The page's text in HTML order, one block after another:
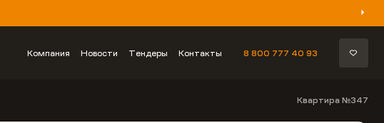
Компания Новости Тендеры Контакты 8 800 777 40 93
Квартира №347